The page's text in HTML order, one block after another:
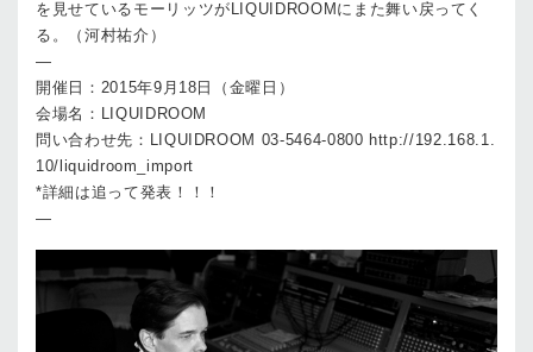
を見せているモーリッツがLIQUIDROOMにまた舞い戻ってく
る。（河村祐介）
—
開催日：2015年9月18日（金曜日）
会場名：LIQUIDROOM
問い合わせ先：LIQUIDROOM 03-5464-0800 http://192.168.1.
10/liquidroom_import
*詳細は追って発表！！！
—